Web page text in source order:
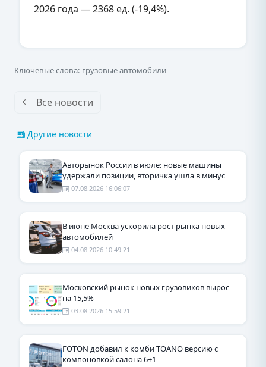
2026 года — 2368 ед. (-19,4%).
Ключевые слова: грузовые автомобили
Все новости
Другие новости
Авторынок России в июле: новые машины
удержали позиции, вторичка ушла в минус
07.08.2026 16:06:07
В июне Москва ускорила рост рынка новых
автомобилей
04.08.2026 10:49:21
Московский рынок новых грузовиков вырос
на 15,5%
03.08.2026 15:59:21
FOTON добавил к комби TOANO версию с
компоновкой салона 6+1